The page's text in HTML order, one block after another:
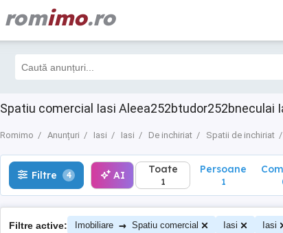
romimo.ro
Spatiu comercial Iasi Aleea252btudor252bneculai
Romimo Anunțuri Iasi Iasi De inchiriat Spatii de inchiriat
Filtre 4 AI
Filtre 4 AI Toate
1
Persoane
1
Filtre active: Imobiliare → Spatiu comercial Iasi Iasi